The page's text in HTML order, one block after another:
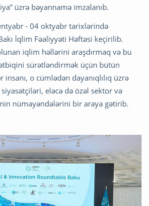
üzrə bəyannamə imzalanıb.
- 04 oktyabr tarixlərində
İqlim Fəaliyyəti Həftəsi keçirilib.
iqlim həllərini araşdırmaq və bu
sürətləndirmək üçün bütün
o cümlədən dayanıqlılıq üzrə
eləcə də özəl sektor və
nümayəndələrini bir araya gətirib.